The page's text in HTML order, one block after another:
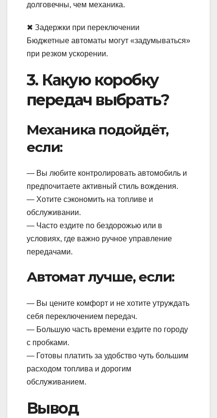
долговечны, чем механика.
✖ Задержки при переключении
Бюджетные автоматы могут «задумываться»
при резком ускорении.
3. Какую коробку
передач выбрать?
Механика подойдёт,
если:
— Вы любите контролировать автомобиль и
предпочитаете активный стиль вождения.
— Хотите сэкономить на топливе и
обслуживании.
— Часто ездите по бездорожью или в
условиях, где важно ручное управление
передачами.
Автомат лучше, если:
— Вы цените комфорт и не хотите утруждать
себя переключением передач.
— Большую часть времени ездите по городу
с пробками.
— Готовы платить за удобство чуть большим
расходом топлива и дорогим
обслуживанием.
Вывод